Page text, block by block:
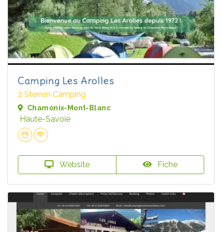
Camping Les Arolles
2 Sterren Camping
Chamonix-Mont-Blanc
Haute-Savoie
Website Fiche